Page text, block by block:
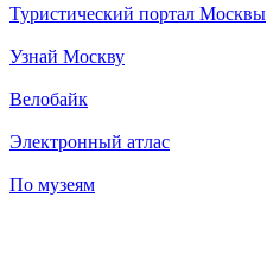
Туристический портал Москвы
Узнай Москву
Велобайк
Электронный атлас
По музеям